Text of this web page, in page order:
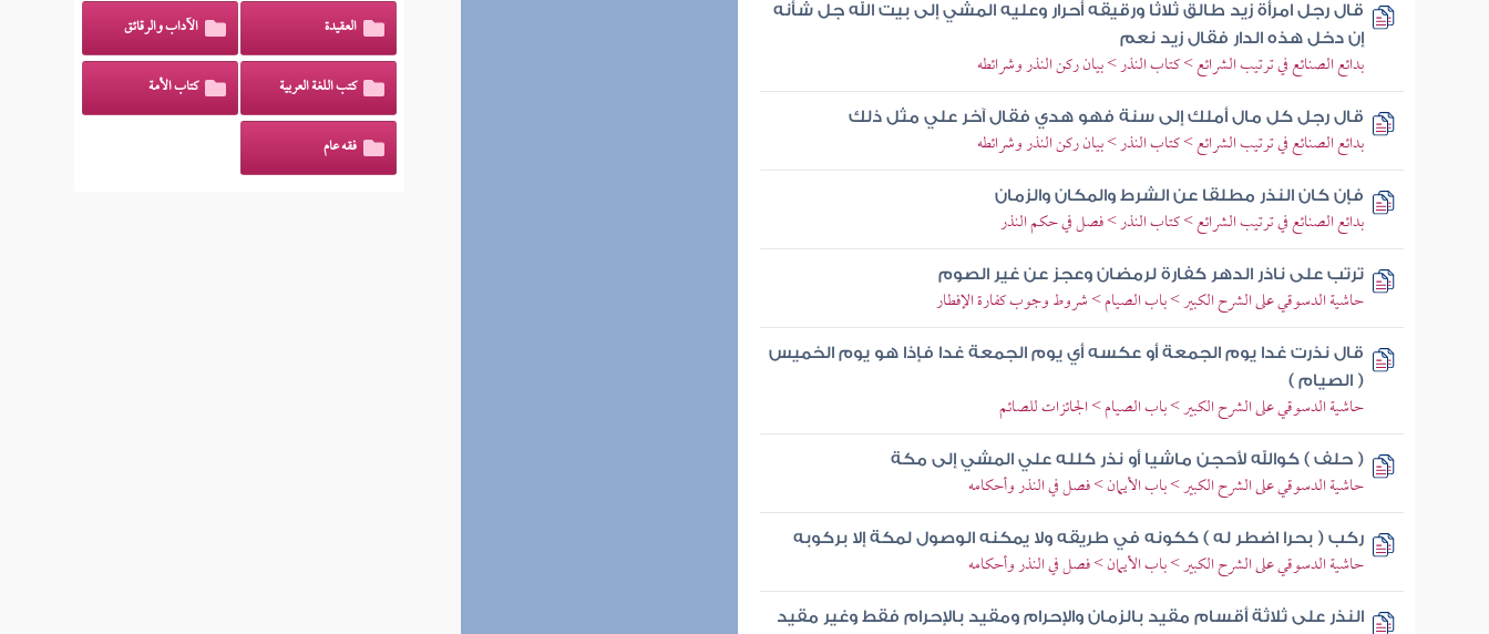
قال رجل امرأة زيد طالق ثلاثا ورقيقه أحرار وعليه المشي إلى بيت الله جل شأنه
إن دخل هذه الدار فقال زيد نعم
بدائع الصنائع في ترتيب الشرائع > كتاب النذر > بيان ركن النذر وشرائطه
قال رجل كل مال أملك إلى سنة فهو هدي فقال آخر علي مثل ذلك
بدائع الصنائع في ترتيب الشرائع > كتاب النذر > بيان ركن النذر وشرائطه
فإن كان النذر مطلقا عن الشرط والمكان والزمان
بدائع الصنائع في ترتيب الشرائع > كتاب النذر > فصل في حكم النذر
ترتب على ناذر الدهر كفارة لرمضان وعجز عن غير الصوم
حاشية الدسوقي على الشرح الكبير > باب الصيام > شروط وجوب كفارة الإفطار
قال نذرت غدا يوم الجمعة أو عكسه أي يوم الجمعة غدا فإذا هو يوم الخميس
( الصيام )
حاشية الدسوقي على الشرح الكبير > باب الصيام > الجائزات للصائم
( حلف ) كوالله لأحجن ماشيا أو نذر كلله علي المشي إلى مكة
حاشية الدسوقي على الشرح الكبير > باب الأيمان > فصل في النذر وأحكامه
ركب ( بحرا اضطر له ) ككونه في طريقه ولا يمكنه الوصول لمكة إلا بركوبه
حاشية الدسوقي على الشرح الكبير > باب الأيمان > فصل في النذر وأحكامه
النذر على ثلاثة أقسام مقيد بالزمان والإحرام ومقيد بالإحرام فقط وغير مقيد
العقيدة الآداب والرقائق
كتب اللغة العربية كتاب الأمة
فقه عام